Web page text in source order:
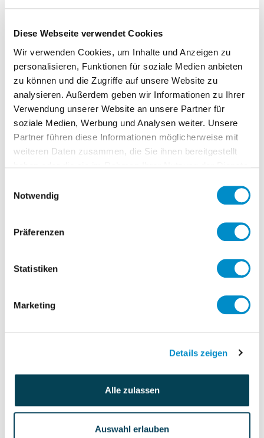
Diese Webseite verwendet Cookies
Wir verwenden Cookies, um Inhalte und Anzeigen zu
personalisieren, Funktionen für soziale Medien anbieten
zu können und die Zugriffe auf unsere Website zu
analysieren. Außerdem geben wir Informationen zu Ihrer
Verwendung unserer Website an unsere Partner für
soziale Medien, Werbung und Analysen weiter. Unsere
Partner führen diese Informationen möglicherweise mit
weiteren Daten zusammen, die Sie ihnen bereitgestellt
Notwendig
Präferenzen
Statistiken
Marketing
Details zeigen
Alle zulassen
Auswahl erlauben
Spektrum und verlangt nach einer
Person, die strategisch und vor allem
operativ alle Aufgaben des HR
Management wahrnimmt:
Personalrekrutierung, direkt und in
Zusammenarbeit mit Dienstleistern
(auch im Rahmen von
Arbeitnehmerüberlassung)
auf und Erarbeitung von Grundlagen
für ein starkes Personalwachstum
Zusammenarbeit mit dem Betriebsrat
Abstimmung und Zusammenarbeit mit
hinsichtlich der Spezifika des
Personnel accountability